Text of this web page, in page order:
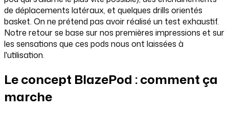
de déplacements latéraux, et quelques drills orientés
basket. On ne prétend pas avoir réalisé un test exhaustif.
Notre retour se base sur nos premières impressions et sur
les sensations que ces pods nous ont laissées à
l'utilisation.
Le concept BlazePod : comment ça
marche